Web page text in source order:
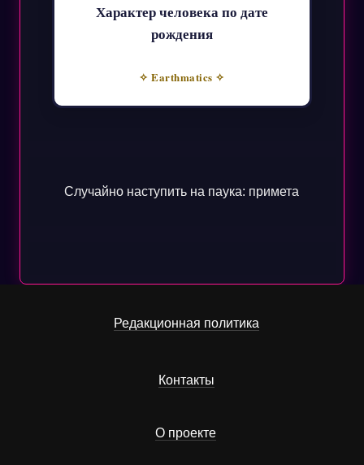
Характер человека по дате
рождения
✧ Earthmatics ✧
Случайно наступить на паука: примета
Редакционная политика
Контакты
О проекте